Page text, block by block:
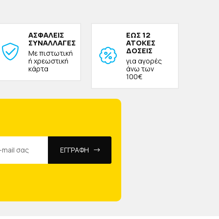
ΑΣΦΑΛΕΙΣ
ΣΥΝΑΛΛΑΓΕΣ
Με πιστωτική
ή χρεωστική
κάρτα
ΕΩΣ 12
ΑΤΟΚΕΣ
ΔΟΣΕΙΣ
για αγορές
άνω των
100€
ΕΓΓΡΑΦΗ